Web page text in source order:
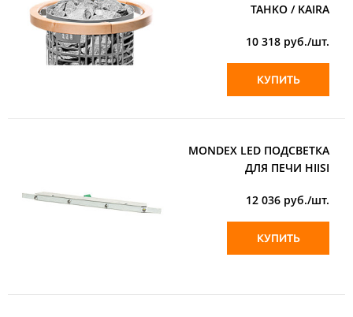
TAHKO / KAIRA
10 318 руб./шт.
КУПИТЬ
MONDEX LED ПОДСВЕТКА
ДЛЯ ПЕЧИ HIISI
12 036 руб./шт.
КУПИТЬ